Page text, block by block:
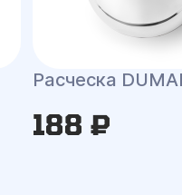
Расческа
188 ₽